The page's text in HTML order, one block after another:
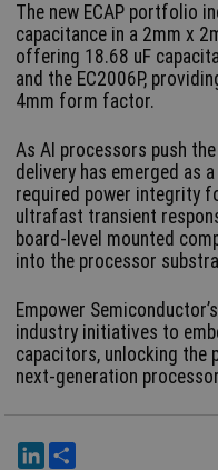
The new ECAP portfolio
capacitance in a 2mm x
offering 18.68 uF
and the EC2006P,
4mm form factor.
As AI processors push
delivery has emerged as
required power integrity
ultrafast transient
board-level mounted
into the processor
Empower
industry initiatives to
capacitors, unlocking the
next-generation
LinkedIn